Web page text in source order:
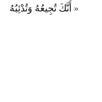
أَنَّكَ تُجِيعُهُ وَتُدْئِبُهُ »